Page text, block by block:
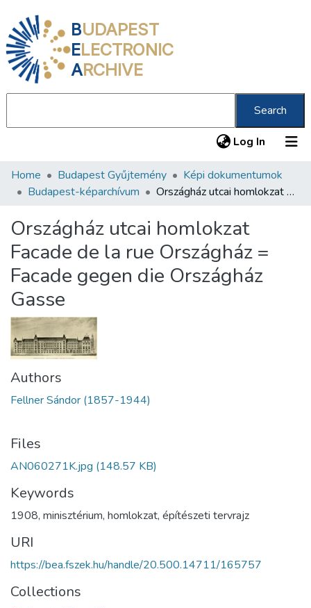
BUDAPEST
ELECTRONIC
ARCHIVE
Search
Log In (current)
Communities & Collections
Statistics
About us
Home Budapest Gyűjtemény
Képi dokumentumok
Budapest-képarchívum
Országház utcai homlokzat Facade de la rue Országház = Facade gegen die Országház Gasse
Országház utcai homlokzat
Facade de la rue Országház =
Facade gegen die Országház
Gasse
Authors
Fellner Sándor (1857-1944)
Files
AN060271K.jpg (148.57 KB)
Keywords
1908, minisztérium, homlokzat, építészeti tervrajz
URI
https://bea.fszek.hu/handle/20.500.14711/165757
Collections